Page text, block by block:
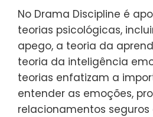
No Drama Discipline é
teorias psicológicas,
apego, a teoria da
teoria da inteligência
teorias enfatizam a
entender as emoções,
relacionamentos